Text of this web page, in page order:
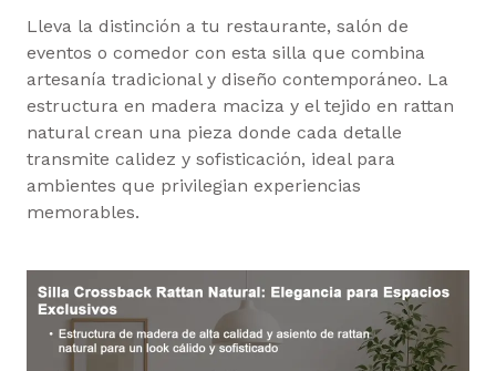
Lleva la distinción a tu restaurante, salón de
eventos o comedor con esta silla que combina
artesanía tradicional y diseño contemporáneo. La
estructura en madera maciza y el tejido en rattan
natural crean una pieza donde cada detalle
transmite calidez y sofisticación, ideal para
ambientes que privilegian experiencias
memorables.